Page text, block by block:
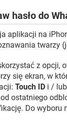
hasło do
aplikacji na
twarzy
z opcji,
się ekran, w
Touch ID i / lub
ostatniego
Do wyboru